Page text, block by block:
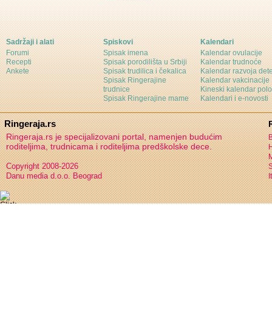
Sadržaji i alati
Forumi
Recepti
Ankete
Spiskovi
Spisak imena
Spisak porodilišta u Srbiji
Spisak trudilica i čekalica
Spisak Ringerajine
trudnice
Spisak Ringerajine mame
Kalendari
Kalendar ovulacije
Kalendar trudnoće
Kalendar razvoja
Kalendar vakcinacije
Kineski kalendar
Kalendari i e-novosti
Ringeraja.rs
Ringeraja.rs je specijalizovani portal, namenjen budućim
roditeljima, trudnicama i roditeljima predškolske dece.
Copyright 2008-2026
Danu media d.o.o. Beograd